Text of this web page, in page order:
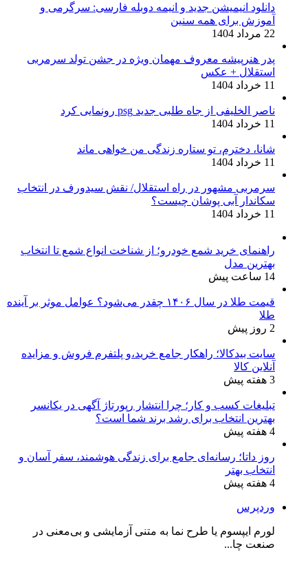
دانلود انیمیشن جدید و انیمه دوبله فارسی: سرگرمی و
آموزش برای همه سنین
22 مرداد 1404
پدر هنرپیشه معروف مهمان ویژه در جشن تولد سرمربی
استقلال + عکس
11 خرداد 1404
ناصر الخلیفی از جاه طلبی جدید psg رونمایی کرد
11 خرداد 1404
شانا، دخترم، تو ستاره زندگی من خواهی ماند
11 خرداد 1404
سرمربی مشهور در راه استقلال/ نقش سیدورف در انتخاب
سکاندار آبی پوشان چیست؟
11 خرداد 1404
راهنمای خرید شمع خودرو؛ از شناخت انواع شمع تا انتخاب
بهترین مدل
14 ساعت پیش
قیمت طلا در سال ۱۴۰۶ چقدر می‌شود؟ عوامل موثر بر آینده
طلا
2 روز پیش
سایت بیدکالا؛ راهکار جامع خرید،و پلتفرم فروش و مزایده
آنلاین کالا
3 هفته پیش
تبلیغات کسب و کار؛ چرا انتشار رپورتاژ آگهی در یکانسر
بهترین انتخاب برای رشد برند شما است؟
4 هفته پیش
روز داتا؛ رسانه‌ای جامع برای زندگی هوشمند، سفر آسان و
انتخاب بهتر
4 هفته پیش
وردپرس
لورم ایپسوم یا طرح‌ نما به متنی آزمایشی و بی‌معنی در
صنعت چا...